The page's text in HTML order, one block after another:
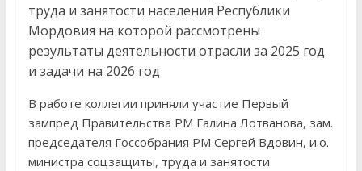
труда и занятости населения Республики
Мордовия на которой рассмотрены
результаты деятельности отрасли за 2025 год
и задачи на 2026 год
В работе коллегии приняли участие Первый
зампред Правительства РМ Галина Лотванова, зам.
председателя Госсобрания РМ Сергей Вдовин, и.о.
министра соцзащиты, труда и занятости